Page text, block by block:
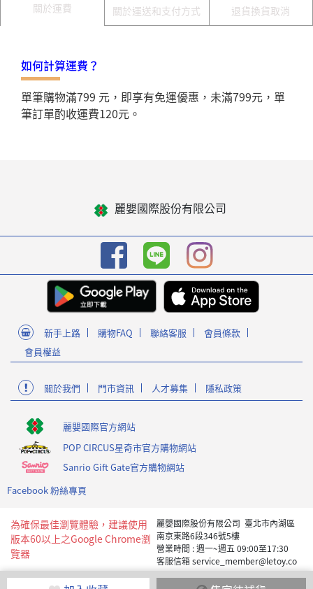
關於運費 關於運送和支付方式 退貨換貨取消
如何計算運費？
單筆購物滿799 元，即享有免運優惠，未滿799元，單
筆訂單酌收運費120元。
麗嬰國際股份有限公司
新手上路 購物FAQ 聯絡客服
會員條款
會員權益
關於我們 門市資訊 人才募集 隱私政策
麗嬰國際官方網站
POP CIRCUS星奇市官方購物網站
Sanrio Gift Gate官方購物網站
Facebook 粉絲專頁
為確保最佳瀏覽體驗，建議使用
版本60以上之Google Chrome瀏
覽器
麗嬰國際股份有限公司 臺北市內湖區
南京東路6段346號5樓
營業時間 : 週一~週五 09:00至17:30
客服信箱 service_member@letoy.co
Copyright 2019 麗嬰國際版權所有